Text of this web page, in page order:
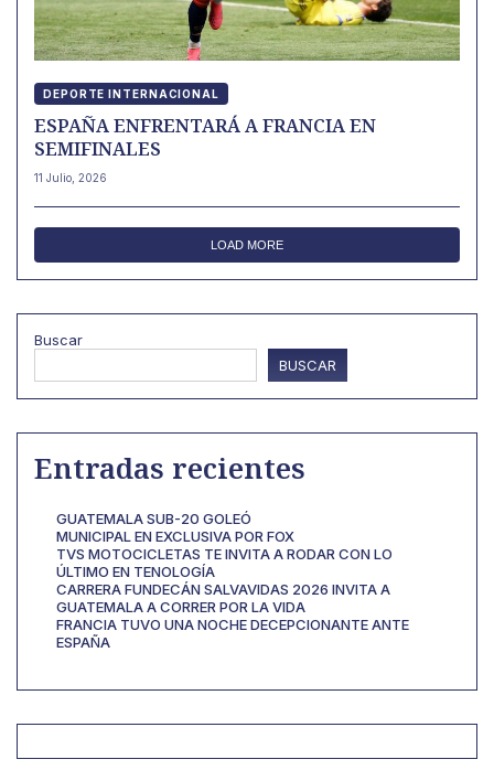
DEPORTE INTERNACIONAL
ESPAÑA ENFRENTARÁ A FRANCIA EN
SEMIFINALES
11 Julio, 2026
LOAD MORE
Buscar
BUSCAR
Entradas recientes
GUATEMALA SUB-20 GOLEÓ
MUNICIPAL EN EXCLUSIVA POR FOX
TVS MOTOCICLETAS TE INVITA A RODAR CON LO
ÚLTIMO EN TENOLOGÍA
CARRERA FUNDECÁN SALVAVIDAS 2026 INVITA A
GUATEMALA A CORRER POR LA VIDA
FRANCIA TUVO UNA NOCHE DECEPCIONANTE ANTE
ESPAÑA